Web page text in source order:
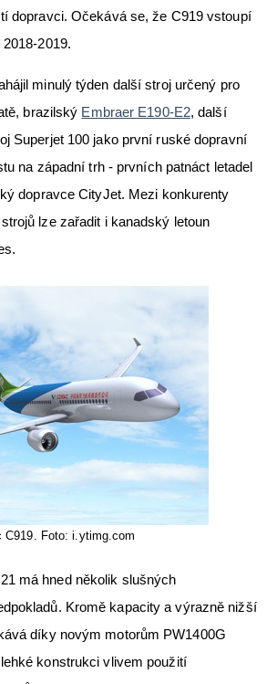
dopravci. Očekává se, že C919 vstoupí
2019.
minulý týden další stroj určený pro
brazilský Embraer E190-E2, další
Superjet 100 jako první ruské dopravní
na západní trh - prvních patnáct letadel
dopravce CityJet. Mezi konkurenty
lze zařadit i kanadský letoun
C919. Foto: i.ytimg.com
má hned několik slušných
Kromě kapacity a výrazně nižší
díky novým motorům PW1400G
konstrukci vlivem použití